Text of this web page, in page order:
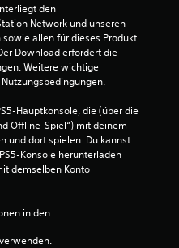
e
e
n
den
Network und unseren
allen für dieses Produkt
Download erfordert die
Weitere wichtige
Hauptkonsole, die (über die
Offline-Spiel“) mit deinem
und dort spielen. Du kannst
Konsole herunterladen
demselben Konto
in den